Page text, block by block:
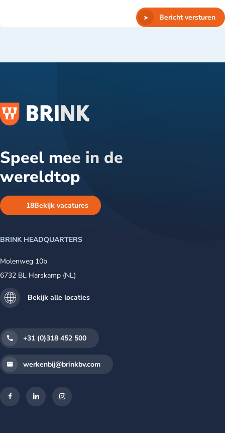
Bericht versturen
Speel mee in de
wereldtop
18Bekijk vacatures
BRINK HEADQUARTERS
Molenweg 10b
6732 BL Harskamp (NL)
Bekijk alle locaties
+31 (0)318 452 500
werkenbij@brinkbv.com